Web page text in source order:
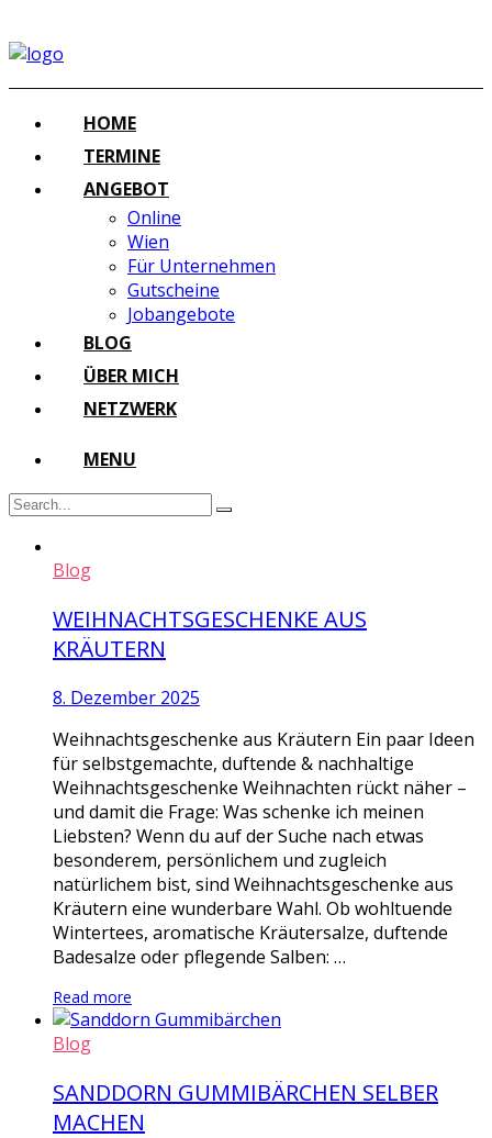
HOME
TERMINE
ANGEBOT
Online
Wien
Für Unternehmen
Gutscheine
Jobangebote
BLOG
ÜBER MICH
NETZWERK
MENU
Blog
WEIHNACHTSGESCHENKE AUS
KRÄUTERN
8. Dezember 2025
Weihnachtsgeschenke aus Kräutern Ein paar Ideen
für selbstgemachte, duftende & nachhaltige
Weihnachtsgeschenke Weihnachten rückt näher –
und damit die Frage: Was schenke ich meinen
Liebsten? Wenn du auf der Suche nach etwas
besonderem, persönlichem und zugleich
natürlichem bist, sind Weihnachtsgeschenke aus
Kräutern eine wunderbare Wahl. Ob wohltuende
Wintertees, aromatische Kräutersalze, duftende
Badesalze oder pflegende Salben: …
Read more
Blog
SANDDORN GUMMIBÄRCHEN SELBER
MACHEN